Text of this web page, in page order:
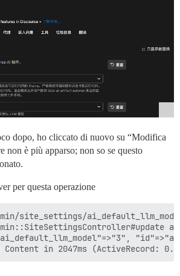
dopo, ho cliccato di nuovo su “Modifica
non è più apparso; non so se questo
per questa operazione
site_settings/